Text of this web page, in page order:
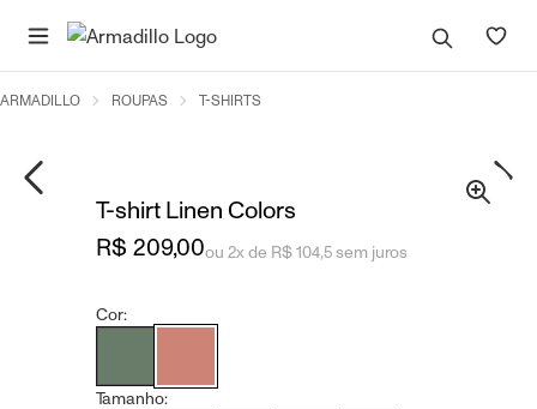
ARMADILLO ROUPAS T-SHIRTS
T-shirt Linen Colors
R$ 209,00ou 2x de R$ 104,5 sem juros
Cor:
Tamanho: